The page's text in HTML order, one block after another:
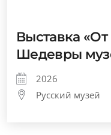
Выставка
Шедевры
2026
Русский музей